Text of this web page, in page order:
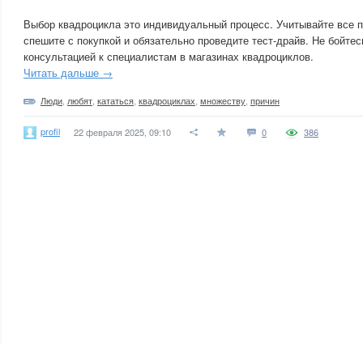
Выбор квадроцикла это индивидуальный процесс. Учитывайте все
спешите с покупкой и обязательно проведите тест-драйв. Не
консультацией к специалистам в магазинах квадроциклов.
Читать дальше →
Люди любят кататься квадроциклах множеству причин
profil 22 февраля 2025, 09:10 0 386